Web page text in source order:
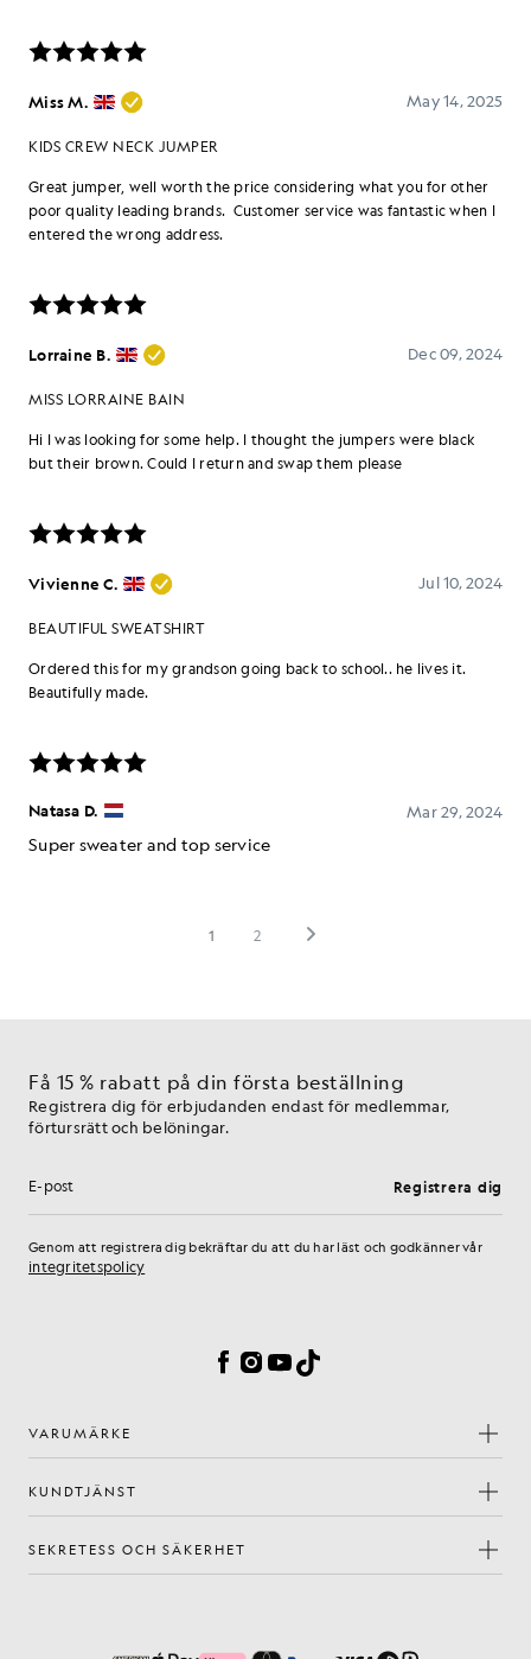
Få 15 % rabatt på din första beställning
Registrera dig för erbjudanden endast för medlemmar,
förtursrätt och belöningar.
E-postadress Registrera dig
Genom att registrera dig bekräftar du att du har läst och godkänner vår
integritetspolicy
Facebook
Instagram
YouTube
TikTok
VARUMÄRKE
KUNDTJÄNST
SEKRETESS OCH SÄKERHET